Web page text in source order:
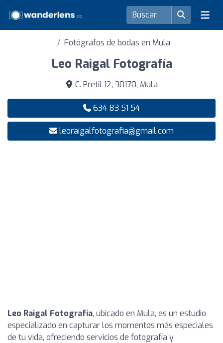
Fotógrafos de bodas en Mula
Leo Raigal Fotografía
C. Pretil 12, 30170, Mula
634 83 51 54
leoraigalfotografia@gmail.com
Leo Raigal Fotografía, ubicado en Mula, es un estudio
especializado en capturar los momentos más especiales
de tu vida, ofreciendo servicios de fotografía y